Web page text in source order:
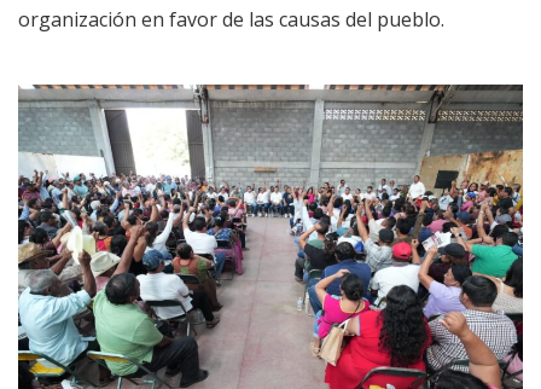
organización en favor de las causas del pueblo.